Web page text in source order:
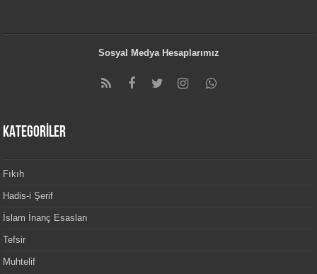
Sosyal Medya Hesaplarımız
KATEGORİLER
Fıkıh
Hadis-i Şerif
İslam İnanç Esasları
Tefsir
Muhtelif